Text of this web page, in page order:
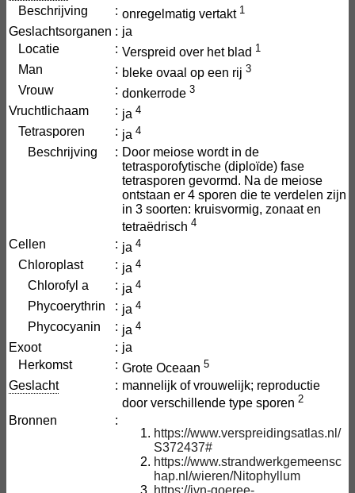
Beschrijving
: onregelmatig vertakt 1
Geslachtsorganen : ja
Locatie
: Verspreid over het blad 1
Man : bleke ovaal op een rij 3
Vrouw : donkerrode 3
Vruchtlichaam : ja 4
Tetrasporen : ja 4
Beschrijving : Door meiose wordt in de
tetrasporofytische (diploïde) fase
tetrasporen gevormd. Na de meiose
ontstaan er 4 sporen die te verdelen zijn
in 3 soorten: kruisvormig, zonaat en
tetraëdrisch 4
Cellen : ja 4
Chloroplast : ja 4
Chlorofyl a : ja 4
Phycoerythrin : ja 4
Phycocyanin : ja 4
Exoot : ja
Herkomst
: Grote Oceaan 5
Geslacht : mannelijk of vrouwelijk; reproductie
door verschillende type sporen 2
Bronnen
:
https://www.verspreidingsatlas.nl/
S372437#
https://www.strandwerkgemeensc
hap.nl/wieren/Nitophyllum
https://ivn-goeree-